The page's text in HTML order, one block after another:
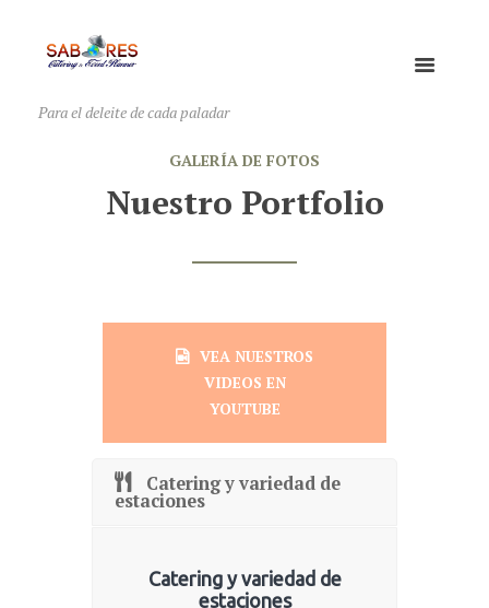
Para el deleite de cada paladar
GALERÍA DE FOTOS
Nuestro Portfolio
VEA NUESTROS
VIDEOS EN
YOUTUBE
Catering y variedad de
estaciones
Catering y variedad de
estaciones